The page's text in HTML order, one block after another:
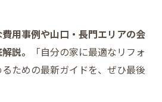
用事例や山口・長門エリアの会
説。
「自分の家に最適なリフォ
ための最新ガイドを、ぜひ最後